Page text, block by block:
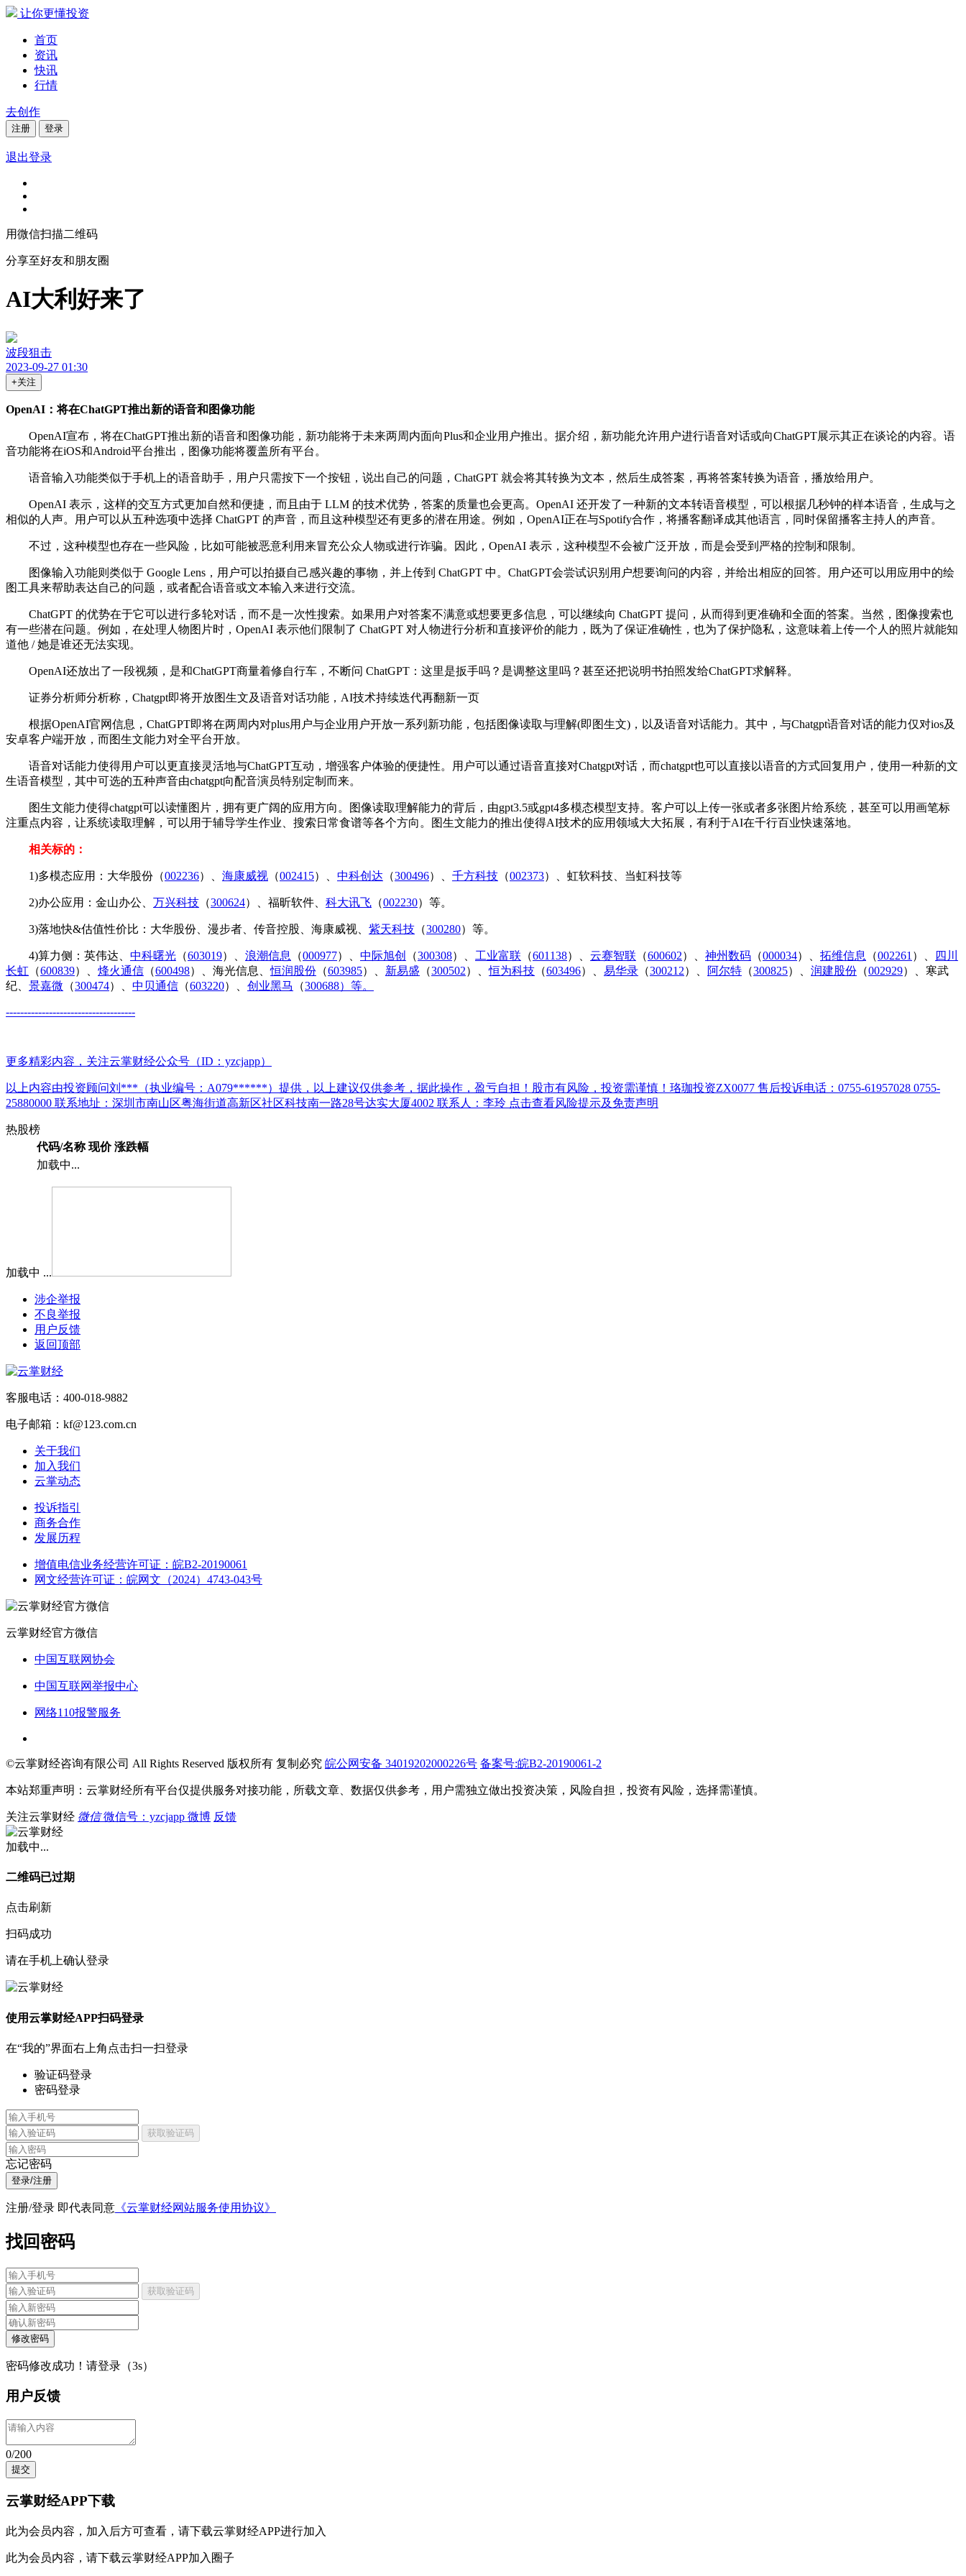
让你更懂投资
首页
资讯
快讯
行情
去创作
注册 登录
退出登录
用微信扫描二维码
分享至好友和朋友圈
AI大利好来了
波段狙击
2023-09-27 01:30
+关注
OpenAI：将在ChatGPT推出新的语音和图像功能
OpenAI宣布，将在ChatGPT推出新的语音和图像功能，新功能将于未来两周内面向Plus和企业用户推出。据介绍，新功能允许用户进行语音对话或向ChatGPT展示其正在谈论的内容。语
音功能将在iOS和Android平台推出，图像功能将覆盖所有平台。
语音输入功能类似于手机上的语音助手，用户只需按下一个按钮，说出自己的问题，ChatGPT 就会将其转换为文本，然后生成答案，再将答案转换为语音，播放给用户。
OpenAI 表示，这样的交互方式更加自然和便捷，而且由于 LLM 的技术优势，答案的质量也会更高。OpenAI 还开发了一种新的文本转语音模型，可以根据几秒钟的样本语音，生成与之
相似的人声。用户可以从五种选项中选择 ChatGPT 的声音，而且这种模型还有更多的潜在用途。例如，OpenAI正在与Spotify合作，将播客翻译成其他语言，同时保留播客主持人的声音。
不过，这种模型也存在一些风险，比如可能被恶意利用来冒充公众人物或进行诈骗。因此，OpenAI 表示，这种模型不会被广泛开放，而是会受到严格的控制和限制。
图像输入功能则类似于 Google Lens，用户可以拍摄自己感兴趣的事物，并上传到 ChatGPT 中。ChatGPT会尝试识别用户想要询问的内容，并给出相应的回答。用户还可以用应用中的绘
图工具来帮助表达自己的问题，或者配合语音或文本输入来进行交流。
ChatGPT 的优势在于它可以进行多轮对话，而不是一次性搜索。如果用户对答案不满意或想要更多信息，可以继续向 ChatGPT 提问，从而得到更准确和全面的答案。当然，图像搜索也
有一些潜在问题。例如，在处理人物图片时，OpenAI 表示他们限制了 ChatGPT 对人物进行分析和直接评价的能力，既为了保证准确性，也为了保护隐私，这意味着上传一个人的照片就能知
道他 / 她是谁还无法实现。
OpenAI还放出了一段视频，是和ChatGPT商量着修自行车，不断问 ChatGPT：这里是扳手吗？是调整这里吗？甚至还把说明书拍照发给ChatGPT求解释。
证券分析师分析称，Chatgpt即将开放图生文及语音对话功能，AI技术持续迭代再翻新一页
根据OpenAI官网信息，ChatGPT即将在两周内对plus用户与企业用户开放一系列新功能，包括图像读取与理解(即图生文)，以及语音对话能力。其中，与Chatgpt语音对话的能力仅对ios及
安卓客户端开放，而图生文能力对全平台开放。
语音对话能力使得用户可以更直接灵活地与ChatGPT互动，增强客户体验的便捷性。用户可以通过语音直接对Chatgpt对话，而chatgpt也可以直接以语音的方式回复用户，使用一种新的文
生语音模型，其中可选的五种声音由chatgpt向配音演员特别定制而来。
图生文能力使得chatgpt可以读懂图片，拥有更广阔的应用方向。图像读取理解能力的背后，由gpt3.5或gpt4多模态模型支持。客户可以上传一张或者多张图片给系统，甚至可以用画笔标
注重点内容，让系统读取理解，可以用于辅导学生作业、搜索日常食谱等各个方向。图生文能力的推出使得AI技术的应用领域大大拓展，有利于AI在千行百业快速落地。
相关标的：
1)多模态应用：大华股份（002236）、 海康威视 （002415）、 中科创达 （300496）、 千方科技 （002373）、虹软科技、当虹科技等
2)办公应用：金山办公、 万兴科技 （300624）、福昕软件、 科大讯飞 （002230）等。
3)落地快&估值性价比：大华股份、漫步者、传音控股、海康威视、 紫天科技 （300280）等。
4)算力侧：英伟达、 中科曙光 （603019）、 浪潮信息 （000977）、 中际旭创 （300308）、 工业富联 （601138）、 云赛智联 （600602）、 神州数码 （000034）、 拓维信息 （002261 ）、
四川
长虹 （600839）、 烽火通信 （600498）、海光信息、恒润股份 （603985）、 新易盛 （300502）、恒为科技 （603496）、 易华录 （300212）、 阿尔特 （300825）、 润建股份 （002929）、寒武
纪、 景嘉微 （300474）、 中贝通信 （603220）、 创业黑马 （300688）等。
------------------------------------
更多精彩内容，关注云掌财经公众号（ID：yzcjapp）
以上内容由投资顾问刘***（执业编号：A079******）提供，以上建议仅供参考，据此操作，盈亏自担！股市有风险，投资需谨慎！珞珈投资ZX0077 售后投诉电话：0755-61957028 0755-
25880000 联系地址：深圳市南山区粤海街道高新区社区科技南一路28号达实大厦4002 联系人：李玲 点击查看风险提示及免责声明
热股榜
代码/名称 现价 涨跌幅
加载中...
加载中 ...
涉企举报
不良举报
用户反馈
返回顶部
客服电话：400-018-9882
电子邮箱：kf@123.com.cn
关于我们
加入我们
云掌动态
投诉指引
商务合作
发展历程
增值电信业务经营许可证：皖B2-20190061
网文经营许可证：皖网文（2024）4743-043号
云掌财经官方微信
中国互联网协会
中国互联网举报中心
网络110报警服务
©云掌财经咨询有限公司 All Rights Reserved 版权所有 复制必究 皖公网安备 34019202000226号 备案号:皖B2-20190061-2
本站郑重声明：云掌财经所有平台仅提供服务对接功能，所载文章、数据仅供参考，用户需独立做出投资决策，风险自担，投资有风险，选择需谨慎。
关注云掌财经 微信 微信号：yzcjapp 微博 反馈
加载中...
二维码已过期
点击刷新
扫码成功
请在手机上确认登录
使用云掌财经APP扫码登录
在“我的”界面右上角点击扫一扫登录
验证码登录
密码登录
获取验证码
忘记密码
登录/注册
注册/登录 即代表同意 《云掌财经网站服务使用协议》
找回密码
获取验证码
修改密码
密码修改成功！请登录（3s）
用户反馈
0/200
提交
云掌财经APP下载
此为会员内容，加入后方可查看，请下载云掌财经APP进行加入
此为会员内容，请下载云掌财经APP加入圈子